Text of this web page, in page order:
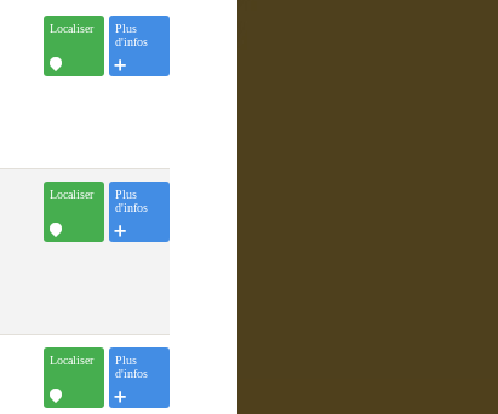
Plus
d'infos
Localiser
Plus
d'infos
Localiser
Plus
d'infos
Localiser